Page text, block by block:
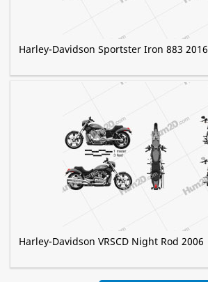
Harley-Davidson Sportster Iron 883 2016
Harley-Davidson VRSCD Night Rod 2006